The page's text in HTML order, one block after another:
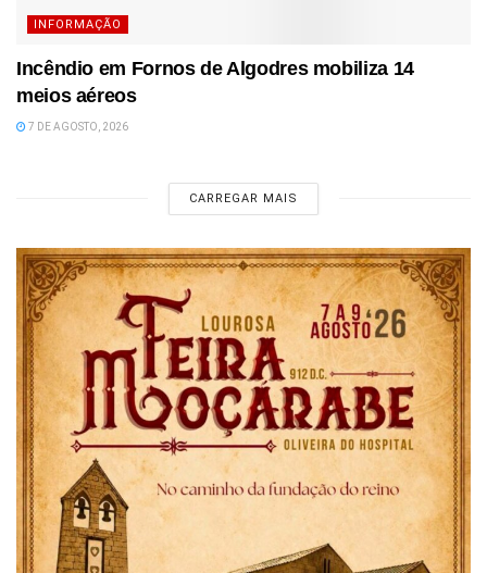
INFORMAÇÃO
Incêndio em Fornos de Algodres mobiliza 14
meios aéreos
7 DE AGOSTO, 2026
CARREGAR MAIS